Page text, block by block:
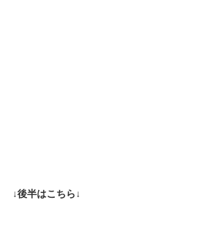
↓後半はこちら↓